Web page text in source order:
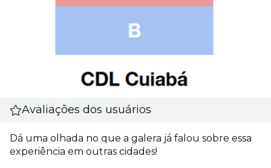
Avaliações dos usuários
Dá uma olhada no que a galera já falou sobre essa
experiência em outras cidades!